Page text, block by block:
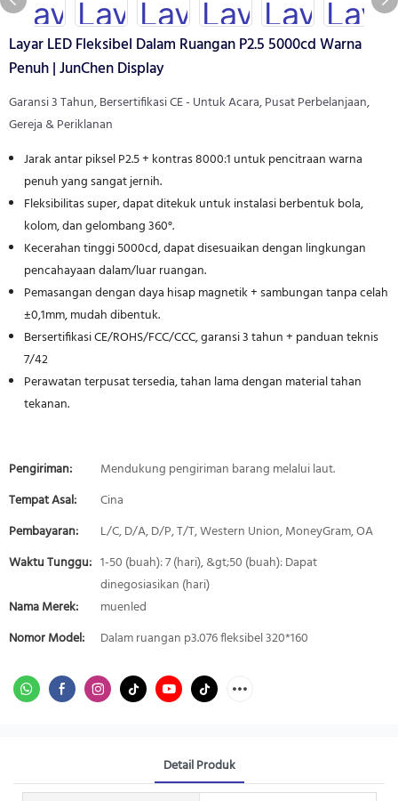
Layar LED Fleksibel Dalam Ruangan P2.5 5000cd Warna
Penuh | JunChen Display
Garansi 3 Tahun, Bersertifikasi CE - Untuk Acara, Pusat Perbelanjaan,
Gereja & Periklanan
Jarak antar piksel P2.5 + kontras 8000:1 untuk pencitraan warna
penuh yang sangat jernih.
Fleksibilitas super, dapat ditekuk untuk instalasi berbentuk bola,
kolom, dan gelombang 360°.
Kecerahan tinggi 5000cd, dapat disesuaikan dengan lingkungan
pencahayaan dalam/luar ruangan.
Pemasangan dengan daya hisap magnetik + sambungan tanpa celah
±0,1mm, mudah dibentuk.
Bersertifikasi CE/ROHS/FCC/CCC, garansi 3 tahun + panduan teknis
7/42
Perawatan terpusat tersedia, tahan lama dengan material tahan
tekanan.
Pengiriman:
Mendukung pengiriman barang melalui laut.
Tempat Asal:
Cina
Pembayaran:
L/C, D/A, D/P, T/T, Western Union, MoneyGram, OA
Waktu Tunggu: 1-50 (buah): 7 (hari), &gt;50 (buah): Dapat
dinegosiasikan (hari)
Nama Merek:
muenled
Nomor Model:
Dalam ruangan p3.076 fleksibel 320*160
Detail Produk